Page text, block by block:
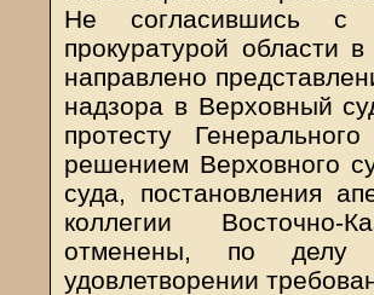
Не согласившись с
прокуратурой области
направлено
надзора в Верховный
протесту
решением Верховного
суда, постановления
коллегии Восточно-
отменены, по делу
удовлетворении